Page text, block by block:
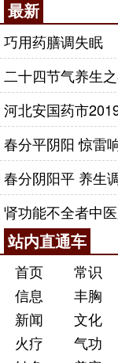
最新
巧用药膳调失眠
二十四节气养生
河北安国药市
春分平阴阳 惊雷
春分阴阳平 养生
肾功能不全者中
站内直通车
首页 常识
信息
丰胸
新闻
文化
火疗
气功